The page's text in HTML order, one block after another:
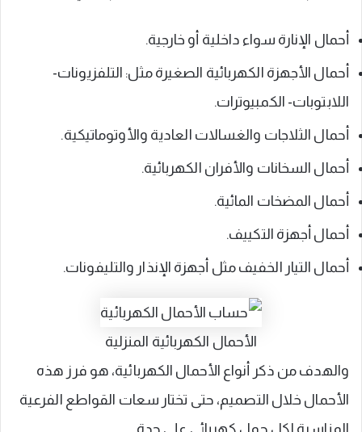
أحمال الإنارة سواء داخلية أو خارجية.
أحمال الأجهزة الكهربائية الصغيرة مثل: التلفزيونات-
اللابتوبات- الكمبيوترات.
أحمال الثلاجات والغسالات العادية والأوتوماتيكية.
أحمال السخانات والأفران الكهربائية.
أحمال المضخات المائية.
أحمال أجهزة التكييف.
أحمال التيار الخفيف مثل أجهزة الإنذار والتليفونات.
الأحمال الكهربائية المنزلية
والهدف من ذكر أنواع الأحمال الكهربائية، هو فرز هذه
الأحمال خلال التصميم، حتى تختار سعات القواطع الفرعية